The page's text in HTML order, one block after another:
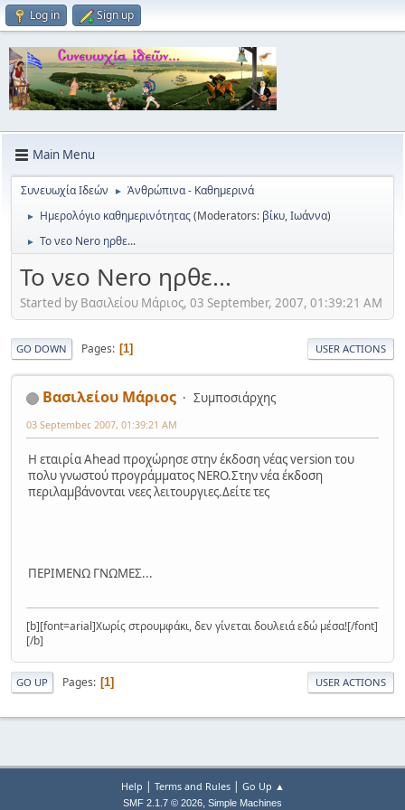
Log in Sign up
Main Menu
Συνευωχία Ιδεών ► Ἀνθρώπινα - Καθημερινά
► Ημερολόγιο καθημερινότητας(Moderators: βίκυ,Ιωάννα)
► Το νεο Nero ηρθε...
Το νεο Nero ηρθε...
Started by Βασιλείου Μάριος, 03 September, 2007, 01:39:21 AM
GO DOWN Pages 1 USER ACTIONS
Βασιλείου Μάριος Συμποσιάρχης
03 September, 2007, 01:39:21 AM
Η εταιρία Ahead προχώρησε στην έκδοση νέας version του
πολυ γνωστού προγράμματος NERO.Στην νέα έκδοση
περιλαμβάνονται νεες λειτουργιες.Δείτε τες
ΠΕΡΙΜΕΝΩ ΓΝΩΜΕΣ...
[b][font=arial]Χωρίς στρουμφάκι, δεν γίνεται δουλειά εδώ μέσα![/font]
[/b]
GO UP Pages 1 USER ACTIONS
Help | Terms and Rules| Go Up ▲
SMF 2.1.7 © 2026, Simple Machines